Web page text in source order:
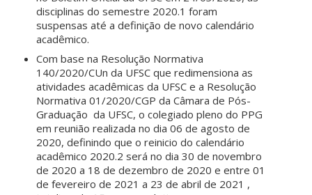
disciplinas do semestre 2020.1 foram
suspensas até a definição de novo calendário
acadêmico.
Com base na Resolução Normativa
140/2020/CUn da UFSC que redimensiona as
atividades acadêmicas da UFSC e a Resolução
Normativa 01/2020/CGP da Câmara de Pós-
Graduação da UFSC, o colegiado pleno do PPG
em reunião realizada no dia 06 de agosto de
2020, definindo que o reinicio do calendário
acadêmico 2020.2 será no dia 30 de novembro
de 2020 a 18 de dezembro de 2020 e entre 01
de fevereiro de 2021 a 23 de abril de 2021 ,